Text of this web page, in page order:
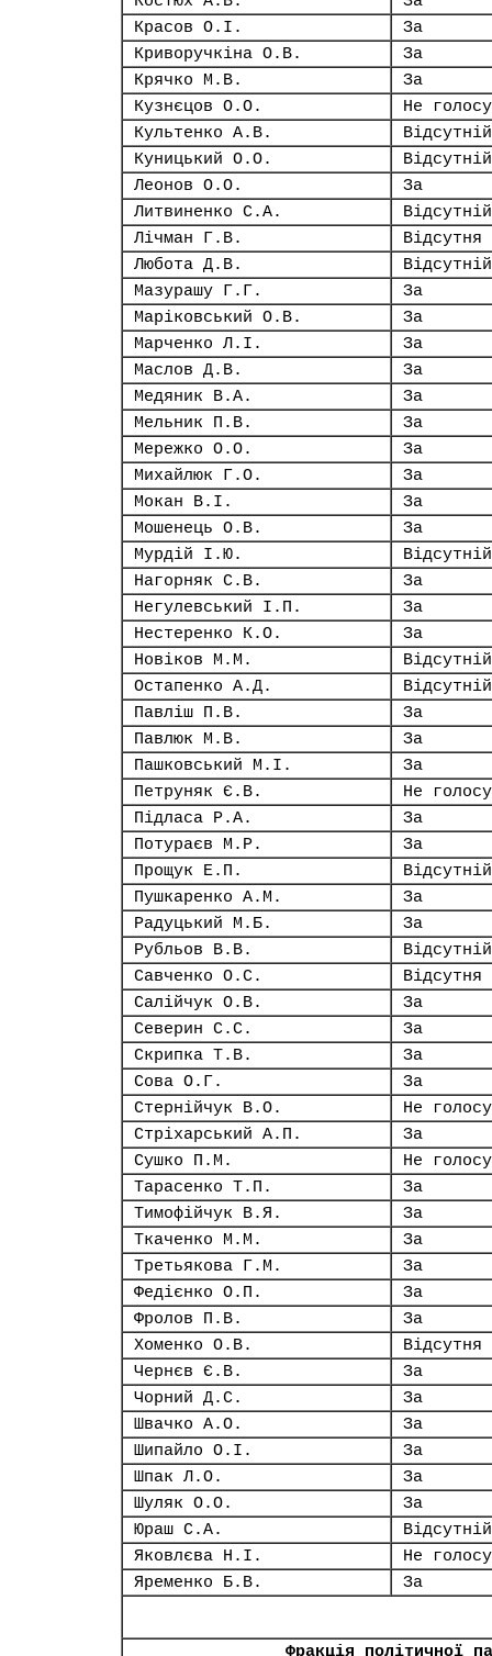
Красов О.І.
За
Криворучкіна О.В.
За
Крячко М.В.
За
Кузнєцов О.О.
Не
Культенко А.В.
Відсутній
Куницький О.О.
Відсутній
Леонов О.О.
За
Литвиненко С.А.
Відсутній
Лічман Г.В.
Відсутня
Любота Д.В.
Відсутній
Мазурашу Г.Г.
За
Маріковський О.В.
За
Марченко Л.І.
За
Маслов Д.В.
За
Медяник В.А.
За
Мельник П.В.
За
Мережко О.О.
За
Михайлюк Г.О.
За
Мокан В.І.
За
Мошенець О.В.
За
Мурдій І.Ю.
Відсутній
Нагорняк С.В.
За
Негулевський І.П.
За
Нестеренко К.О.
За
Новіков М.М.
Відсутній
Остапенко А.Д.
Відсутній
Павліш П.В.
За
Павлюк М.В.
За
Пашковський М.І.
За
Петруняк Є.В.
Не
Підласа Р.А.
За
Потураєв М.Р.
За
Прощук Е.П.
Відсутній
Пушкаренко А.М.
За
Радуцький М.Б.
За
Рубльов В.В.
Відсутній
Савченко О.С.
Відсутня
Салійчук О.В.
За
Северин С.С.
За
Скрипка Т.В.
За
Сова О.Г.
За
Стернійчук В.О.
Не
Стріхарський А.П.
За
Сушко П.М.
Не
Тарасенко Т.П.
За
Тимофійчук В.Я.
За
Ткаченко М.М.
За
Третьякова Г.М.
За
Федієнко О.П.
За
Фролов П.В.
За
Хоменко О.В.
Відсутня
Чернєв Є.В.
За
Чорний Д.С.
За
Швачко А.О.
За
Шипайло О.І.
За
Шпак Л.О.
За
Шуляк О.О.
За
Юраш С.А.
Відсутній
Яковлєва Н.І.
Не
Яременко Б.В.
За
Фракція політичної